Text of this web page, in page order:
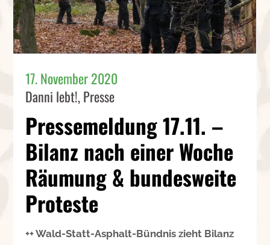
17. November 2020
Danni lebt!,Presse
Pressemeldung 17.11. –
Bilanz nach einer Woche
Räumung & bundesweite
Proteste
++ Wald-Statt-Asphalt-Bündnis zieht Bilanz